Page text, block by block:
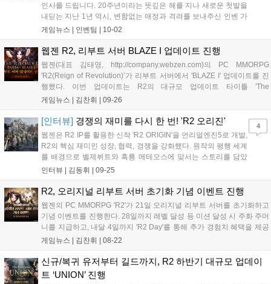
인사를 드립니다. 20주년이라는 뜻깊은 해를 지나 새로운 첫발을
내딛는 지난 1년 역시, 변함없는 애정과 격려를 보내주신 인벤 가
족 분들이 계셨기에 가능했습니다. 지난 20년간 게임산업계는 대
속도가 더욱 빨라질 것을 실감하게 합...
게임뉴스 | 인벤팀 10-02
웹젠 R2, 리부트 서버 BLAZE I 업데이트 진행
웹젠(대표 김태영, http://company.webzen.com)의 PC MMORPG
'R2(Reign of Revolution)’가 리부트 서버에서 'BLAZE I' 업데이트를 진
행했다. 이번 업데이트는 R2의 대규모 업데이트 타이틀 'The
R2loaded'의 여섯 번째 업데이트로 향후 일반 서버에 적용될 업데이트
게임뉴스 | 김찬휘 09-26
[인터뷰] 경쟁의 재미를 다시 한 번! 'R2 오리진'
웹젠은 R2 IP를 활용한 신작 'R2 ORIGIN'을 언리얼엔진5로 개발,
R2의 핵심 재미인 성장, 협력, 경쟁을 강화했다. 원작의 평행 세계
를 배경으로 벨제뷔트와 흑룡 메테오스에 맞서는 스토리를 담았
다. 기존 유저는 향수를, 신규 유저는 경쟁의 재미를 느낄 수 있도
를 제공한다. BM은 시간 절약형 상품 위주로 구성될 예정이다....
인터뷰 | 김동휘 09-25
4
R2, 오리지널 리부트 서버 초기화 기념 이벤트 진행
웹젠의 PC MMORPG 'R2'가 21일 오리지널 리부트 서버를 초기화하고
기념 이벤트를 진행한다. 28일까지 레벨 달성 등 미션 달성 시 주화 주머
니를 지급하고, 내달 4일까지 'R2 Day'를 통해 추가 경험치 혜택을 제공
한다. 같은 기간 동안 '이벤트 퀘스트 메이킹' 완료 시 레어 등급의 '텔레
위 5개 캐릭터에게 차등 보상을 지급하며, 서번트 95레벨을 가장 빠르게
달성한 10명에게는 ‘특급 서번트의 알’과 ‘서번트 영약(중)’을 제공한
게임뉴스 | 김찬휘 08-22
신규/복귀 유저부터 길드까지, R2 하반기 대규모 업데이
트 ‘UNION’ 진행